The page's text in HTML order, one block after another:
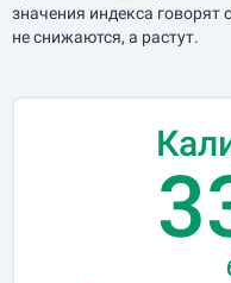
значения индекса говорят
не снижаются, а растут.